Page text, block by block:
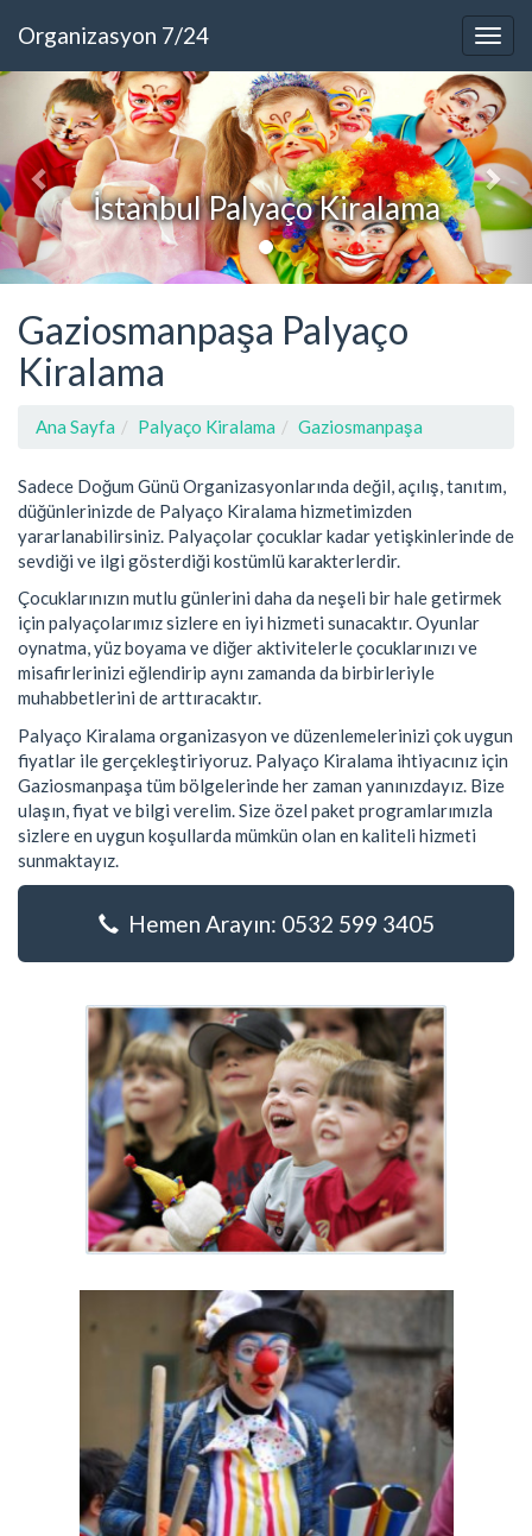
Organizasyon 7/24
İstanbul Palyaço Kiralama
Gaziosmanpaşa Palyaço
Kiralama
Ana Sayfa Palyaço Kiralama Gaziosmanpaşa
Sadece Doğum Günü Organizasyonlarında değil, açılış, tanıtım,
düğünlerinizde de Palyaço Kiralama hizmetimizden
yararlanabilirsiniz. Palyaçolar çocuklar kadar yetişkinlerinde de
sevdiği ve ilgi gösterdiği kostümlü karakterlerdir.
Çocuklarınızın mutlu günlerini daha da neşeli bir hale getirmek
için palyaçolarımız sizlere en iyi hizmeti sunacaktır. Oyunlar
oynatma, yüz boyama ve diğer aktivitelerle çocuklarınızı ve
misafirlerinizi eğlendirip aynı zamanda da birbirleriyle
muhabbetlerini de arttıracaktır.
Palyaço Kiralama organizasyon ve düzenlemelerinizi çok uygun
fiyatlar ile gerçekleştiriyoruz. Palyaço Kiralama ihtiyacınız için
Gaziosmanpaşa tüm bölgelerinde her zaman yanınızdayız. Bize
ulaşın, fiyat ve bilgi verelim. Size özel paket programlarımızla
sizlere en uygun koşullarda mümkün olan en kaliteli hizmeti
sunmaktayız.
Hemen Arayın: 0532 599 3405